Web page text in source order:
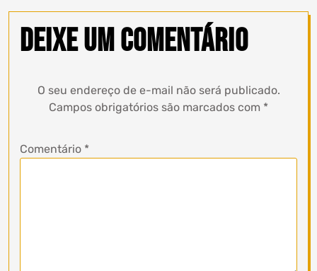
Deixe um comentário
O seu endereço de e-mail não será publicado.
Campos obrigatórios são marcados com *
Comentário *